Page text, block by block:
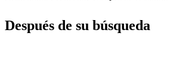
Después de su búsqueda